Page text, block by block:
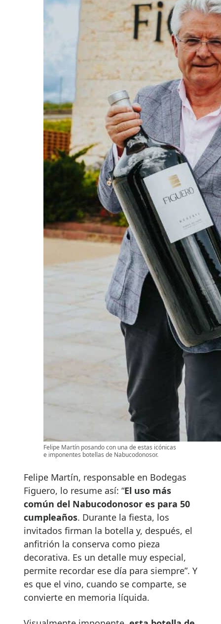
Felipe Martín posando con una de estas icónicas
e imponentes botellas de Nabucodonosor.
Felipe Martín, responsable en Bodegas
Figuero, lo resume así: “El uso más
común del Nabucodonosor es para 50
cumpleaños. Durante la fiesta, los
invitados firman la botella y, después, el
anfitrión la conserva como pieza
decorativa. Es un detalle muy especial,
permite recordar ese día para siempre”. Y
es que el vino, cuando se comparte, se
convierte en memoria líquida.